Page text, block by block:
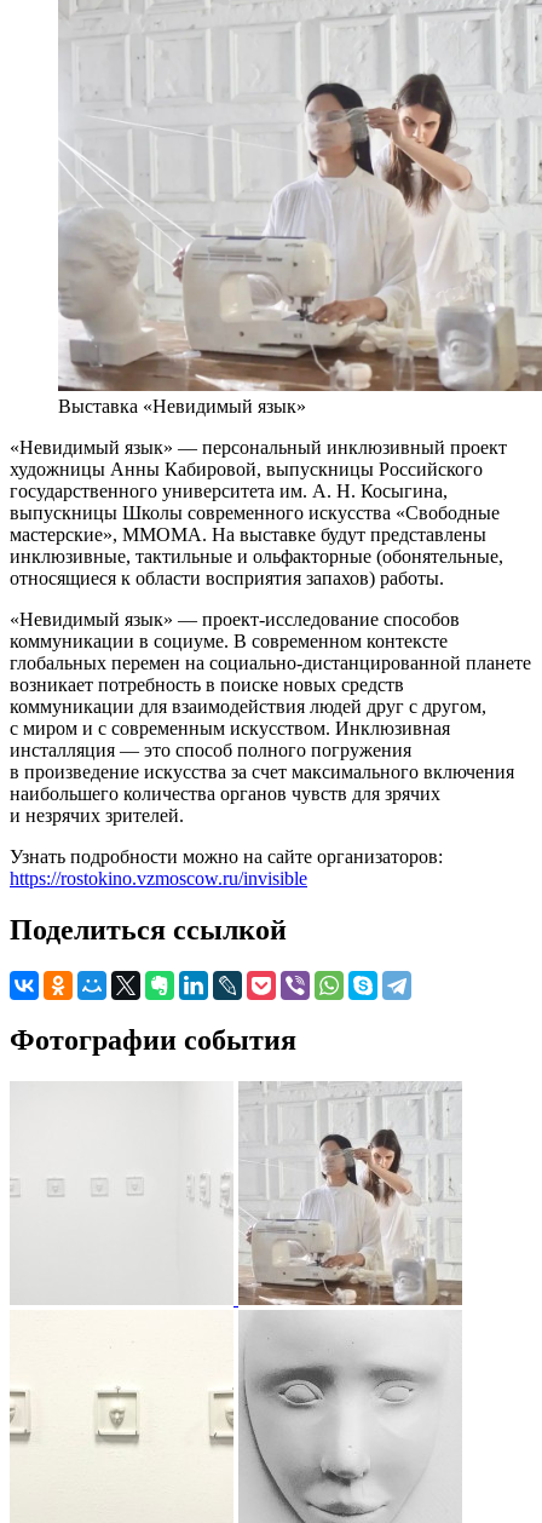
Выставка «Невидимый язык»
«Невидимый язык» — персональный инклюзивный проект
художницы Анны Кабировой, выпускницы Российского
государственного университета им. А. Н. Косыгина,
выпускницы Школы современного искусства «Свободные
мастерские», ММОМА. На выставке будут представлены
инклюзивные, тактильные и ольфакторные (обонятельные,
относящиеся к области восприятия запахов) работы.
«Невидимый язык» — проект-исследование способов
коммуникации в социуме. В современном контексте
глобальных перемен на социально-дистанцированной планете
возникает потребность в поиске новых средств
коммуникации для взаимодействия людей друг с другом,
с миром и с современным искусством. Инклюзивная
инсталляция — это способ полного погружения
в произведение искусства за счет максимального включения
наибольшего количества органов чувств для зрячих
и незрячих зрителей.
Узнать подробности можно на сайте организаторов:
https://rostokino.vzmoscow.ru/invisible
Поделиться ссылкой
Фотографии события